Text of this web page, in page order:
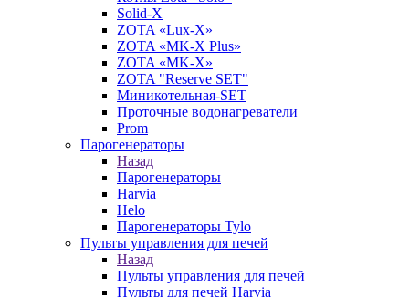
Solid-X
ZOTA «Lux-X»
ZOTA «MK-X Plus»
ZOTA «MK-X»
ZOTA "Reserve SET"
Миникотельная-SET
Проточные водонагреватели
Prom
Парогенераторы
Назад
Парогенераторы
Harvia
Helo
Парогенераторы Tylo
Пульты управления для печей
Назад
Пульты управления для печей
Пульты для печей Harvia